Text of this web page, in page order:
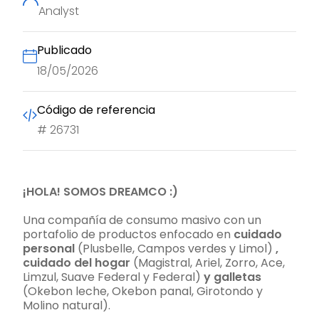
¡HOLA! SOMOS DREAMCO :)
Una compañía de consumo masivo con un
portafolio de productos enfocado en cuidado
personal (Plusbelle, Campos verdes y Limol) ,
cuidado del hogar (Magistral, Ariel, Zorro, Ace,
Limzul, Suave Federal y Federal) y galletas
(Okebon leche, Okebon panal, Girotondo y
Molino natural).
Analyst
Publicado
18/05/2026
Código de referencia
# 26731